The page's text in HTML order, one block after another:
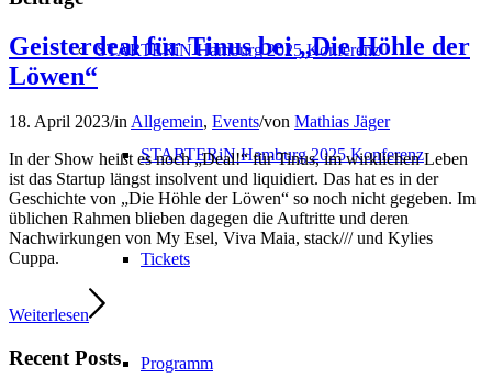
STARTERiN Hamburg 2025 Konferenz
STARTERiN Hamburg 2025 Konferenz
Tickets
Programm
Geisterdeal für Tinus bei „Die Höhle der
Löwen“
18. April 2023/inAllgemein, Events/von Mathias Jäger
In der Show heißt es noch „Deal!“ für Tinus, im wirklichen Leben
ist das Startup längst insolvent und liquidiert. Das hat es in der
Geschichte von „Die Höhle der Löwen“ so noch nicht gegeben. Im
üblichen Rahmen blieben dagegen die Auftritte und deren
Nachwirkungen von My Esel, Viva Maia, stack/// und Kylies
Cuppa.
Weiterlesen
Recent Posts